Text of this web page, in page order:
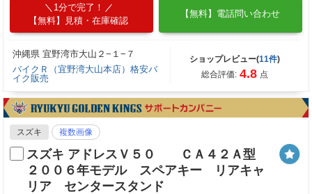
1分で完了！
【無料】見積・在庫確認
【無料】電話問い合わせ
沖縄県 宜野湾市大山２−１−７
バイクＲ（宜野湾大山本店）格安バ
イク販売
ショップレビュー(11件)
総合評価: 4.8 点
スズキ 複数画像
スズキ アドレスＶ５０ ＣＡ４２Ａ型
２００６年モデル スペアキー リアキャ
リア センタースタンド